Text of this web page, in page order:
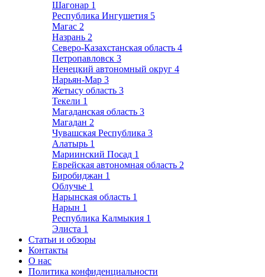
Шагонар 1
Республика Ингушетия 5
Магас 2
Назрань 2
Северо-Казахстанская область 4
Петропавловск 3
Ненецкий автономный округ 4
Нарьян-Мар 3
Жетысу область 3
Текели 1
Магаданская область 3
Магадан 2
Чувашская Республика 3
Алатырь 1
Мариинский Посад 1
Еврейская автономная область 2
Биробиджан 1
Облучье 1
Нарынская область 1
Нарын 1
Республика Калмыкия 1
Элиста 1
Статьи и обзоры
Контакты
О нас
Политика конфиденциальности